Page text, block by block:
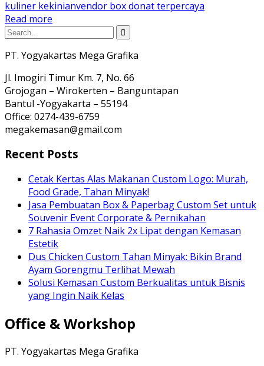
kuliner kekinianvendor box donat terpercaya
Read more
PT. Yogyakartas Mega Grafika
Jl. Imogiri Timur Km. 7, No. 66
Grojogan – Wirokerten – Banguntapan
Bantul -Yogyakarta – 55194
Office: 0274-439-6759
megakemasan@gmail.com
Recent Posts
Cetak Kertas Alas Makanan Custom Logo: Murah,
Food Grade, Tahan Minyak!
Jasa Pembuatan Box & Paperbag Custom Set untuk
Souvenir Event Corporate & Pernikahan
7 Rahasia Omzet Naik 2x Lipat dengan Kemasan
Estetik
Dus Chicken Custom Tahan Minyak: Bikin Brand
Ayam Gorengmu Terlihat Mewah
Solusi Kemasan Custom Berkualitas untuk Bisnis
yang Ingin Naik Kelas
Office & Workshop
PT. Yogyakartas Mega Grafika